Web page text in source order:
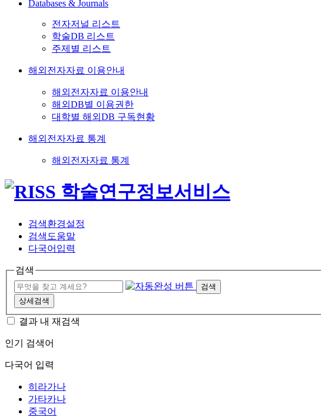
Databases & Journals
전자저널 리스트
학술DB 리스트
주제별 리스트
해외전자자료 이용안내
해외전자자료 이용안내
해외DB별 이용권한
대학별 해외DB 구독현황
해외전자자료 통계
해외전자자료 통계
검색환경설정
검색도움말
다국어입력
검색
검색
상세검색
결과 내 재검색
인기 검색어
다국어 입력
히라가나
가타카나
중국어